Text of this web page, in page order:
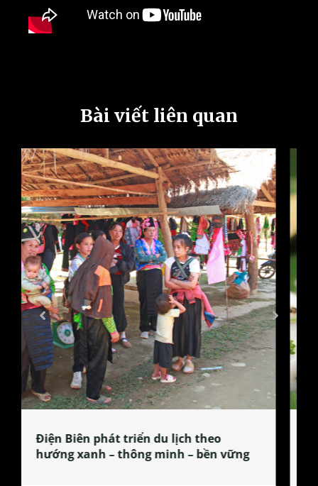
Bài viết liên quan
Làng làm bánh tẻ Phú Nhi – nơi lan
tỏa đặc sản xứ Đoài